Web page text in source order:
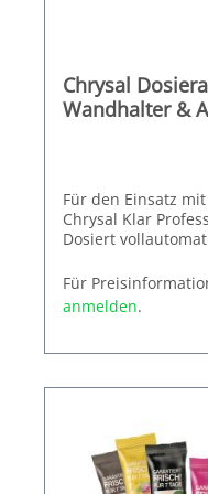
Chrysal
Wandhalter &
Für den Einsatz
Chrysal Klar
Dosiert
betrieben. Auch
Mietkonditionen.
informiert Sie gerne!
Für
anmelden.